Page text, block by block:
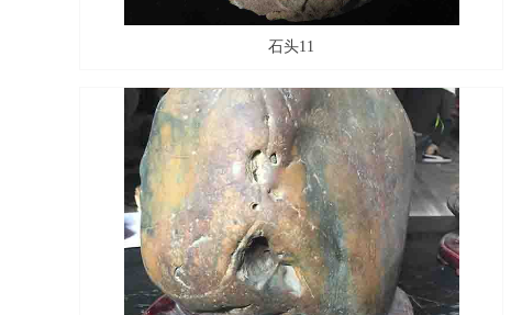
石头11